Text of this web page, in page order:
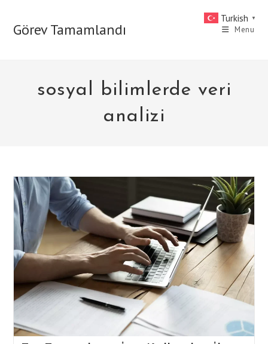
contentGörev Tamamlandı Menu
sosyal bilimlerde veri
analizi
Turkish ▼